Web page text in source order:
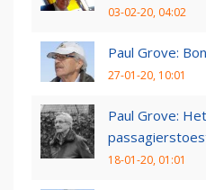
03-02-20, 04:02
Paul Grove:
27-01-20, 10:01
Paul Grove:
18-01-20, 01:01